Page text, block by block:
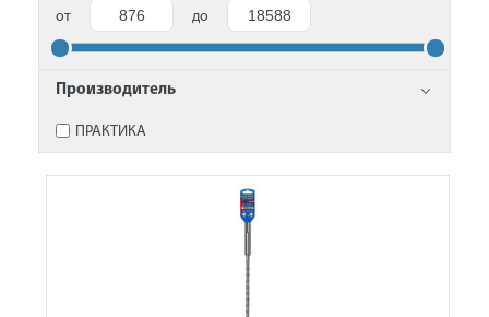
от до
Производитель
ПРАКТИКА